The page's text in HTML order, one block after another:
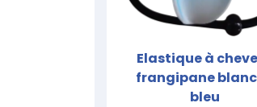
Elastique à
frangipane
bleu